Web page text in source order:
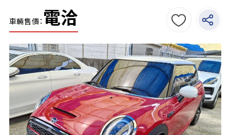
車輛售價： 電洽